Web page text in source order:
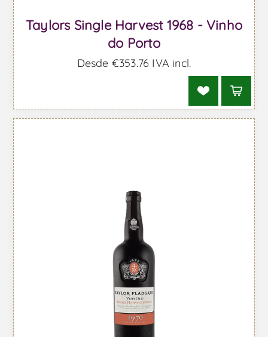
Taylors Single Harvest 1968 - Vinho
do Porto
Desde €353,76 IVA incl.